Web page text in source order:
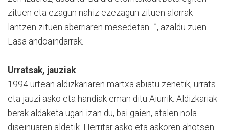
zituen eta ezagun nahiz ezezagun zituen alorrak
lantzen zituen aberriaren mesedetan…”, azaldu zuen
Lasa andoaindarrak.
Urratsak, jauziak
1994 urtean aldizkariaren martxa abiatu zenetik, urrats
eta jauzi asko eta handiak eman ditu Aiurrik. Aldizkariak
berak aldaketa ugari izan du, bai gaien, atalen nola
diseinuaren aldetik. Herritar asko eta askoren ahotsen